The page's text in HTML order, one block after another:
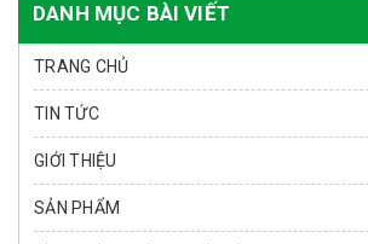
DANH MỤC BÀI VIẾT
TRANG CHỦ
TIN TỨC
GIỚI THIỆU
SẢN PHẨM